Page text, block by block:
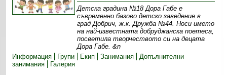
Детска градина №18 Дора Габе е
съвременно базово детско заведение в
град Добрич, ж.к. Дружба №44. Носи името
на най-известната добруджанска поетеса,
посветила творчеството си на децата
Дора Габе. &n
Информация
Групи Екип Занимания
Допълнителни
занимания
Галерия